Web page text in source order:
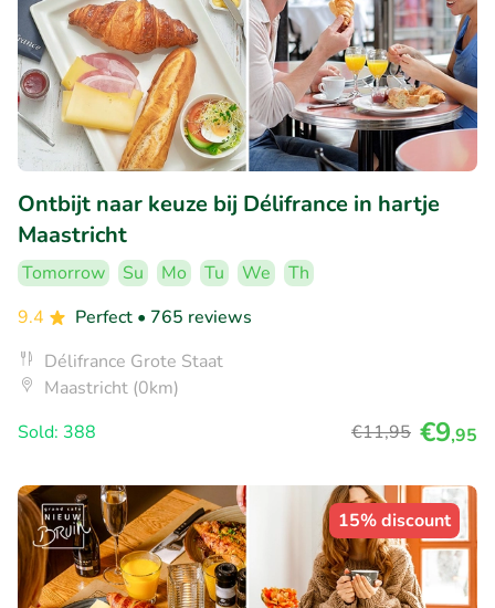
Ontbijt naar keuze bij Délifrance in hartje
Maastricht
Tomorrow Su Mo Tu We
Th
9.4
Perfect • 765 reviews
Délifrance Grote Staat
Maastricht (0km)
Sold: 388
€11,95 €9,95
15% discount